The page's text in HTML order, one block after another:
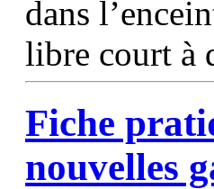
dans
libre court à
Fiche
nouvelles